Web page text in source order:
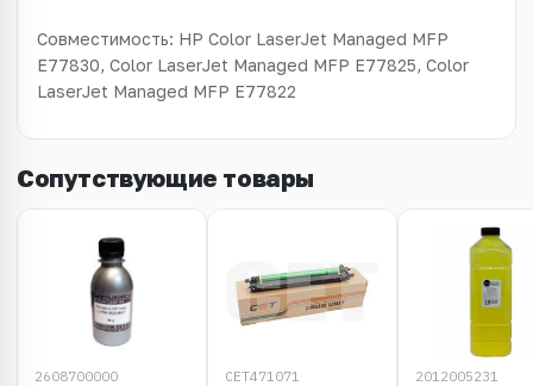
Совместимость: HP Color LaserJet Managed MFP
E77830, Color LaserJet Managed MFP E77825, Color
LaserJet Managed MFP E77822
Сопутствующие товары
2608700000
CET471071
2012005231